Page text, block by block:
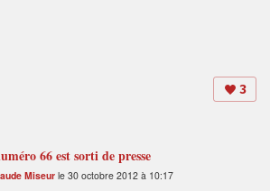
3
66 est sorti de presse
Miseurle 30 octobre 2012 à 10:17